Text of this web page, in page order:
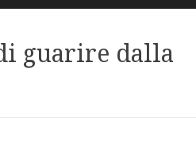
guarire dalla